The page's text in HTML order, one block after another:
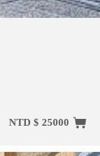
NTD $ 25000